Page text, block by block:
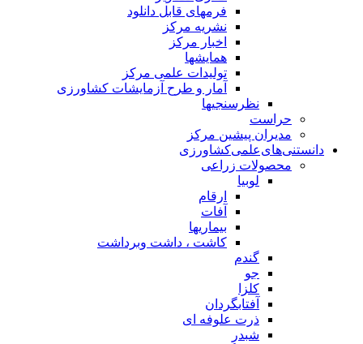
فرمهای قابل دانلود
نشریه مرکز
اخبار مرکز
همایشها
تولیدات علمی مرکز
آمار و طرح آزمایشات کشاورزی
نظرسنجیها
حراست
مدیران پیشین مرکز
دانستنی‌های‌علمی‌کشاورزی
محصولات زراعی
لوبیا
ارقام
آفات
بیماریها
کاشت ، داشت وبرداشت
گندم
جو
کلزا
آفتابگردان
ذرت علوفه ای
شبدر